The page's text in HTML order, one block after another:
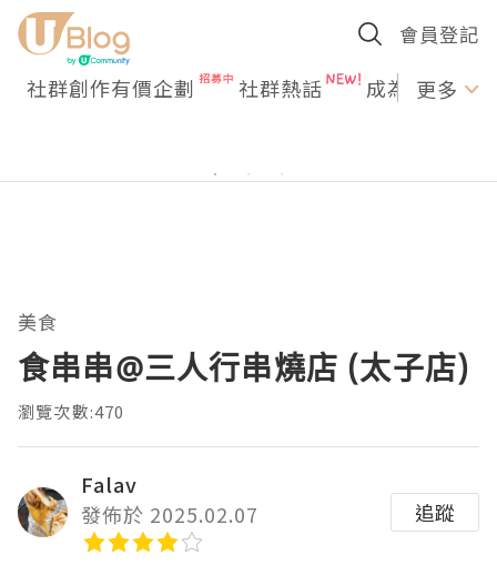
會員登記
社群創作有價企劃 社群熱話 成為U更多
美食
食串串@三人行串燒店 (太子店)
瀏覽次數:470
Falav
發佈於 2025.02.07
追蹤